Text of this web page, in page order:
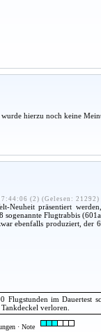
hierzu noch keine
(2) (Gelesen: 21292)
Neuheit präsentiert
Flugtrabbis
ebenfalls produziert,
Flugstunden im
verloren.
· Note